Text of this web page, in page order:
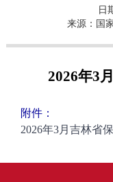
日
来源： 国
2026年3
附件：
2026年3月吉林省